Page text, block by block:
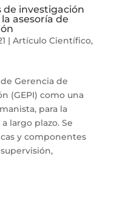
de investigación
asesoría de
| Artículo Científico,
Gerencia de
(GEPI) como una
para la
largo plazo. Se
y componentes